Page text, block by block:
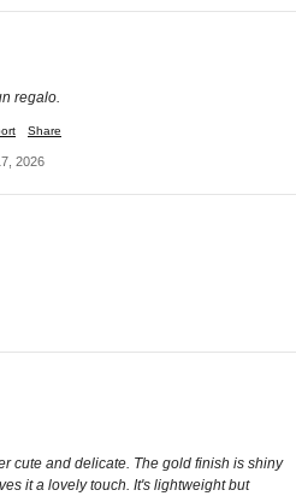
regalo.
Share
2026
cute and delicate. The gold finish is shiny
it a lovely touch. It's lightweight but